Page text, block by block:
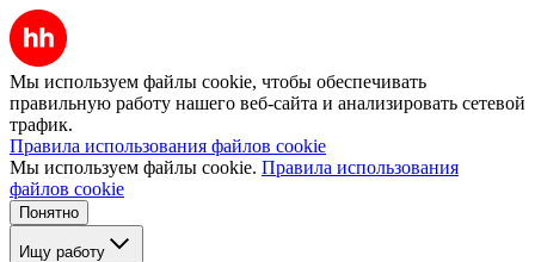
Мы используем файлы cookie, чтобы обеспечивать
правильную работу нашего веб-сайта и анализировать сетевой
трафик.
Правила использования файлов cookie
Мы используем файлы cookie. Правила использования
файлов cookie
Понятно
Ищу работу